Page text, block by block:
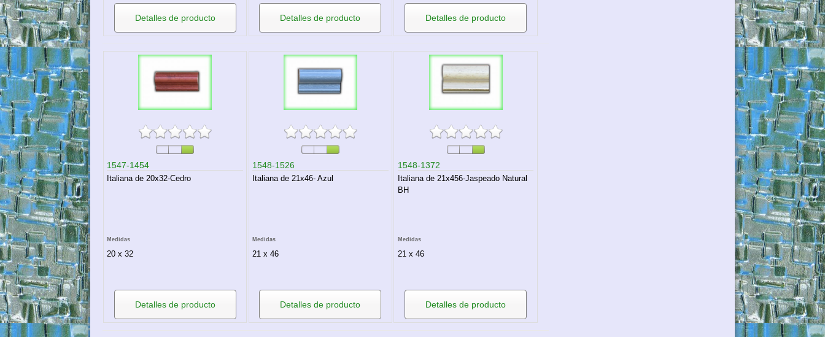
Detalles de producto Detalles de producto Detalles de producto
1547-1454
Italiana de 20x32-Cedro
Medidas
20 x 32
Detalles de producto
1548-1526
Italiana de 21x46- Azul
Medidas
21 x 46
Detalles de producto
1548-1372
Italiana de 21x456-Jaspeado Natural
BH
Medidas
21 x 46
Detalles de producto